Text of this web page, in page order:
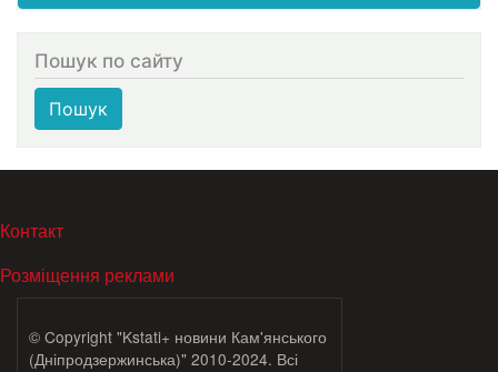
Пошук по сайту
Пошук
МЕНЮ В ПОДВАЛЕ
Контакт
Розміщення реклами
© Copyright "Kstati+ новини Кам'янського
(Дніпродзержинська)" 2010-2024. Всі